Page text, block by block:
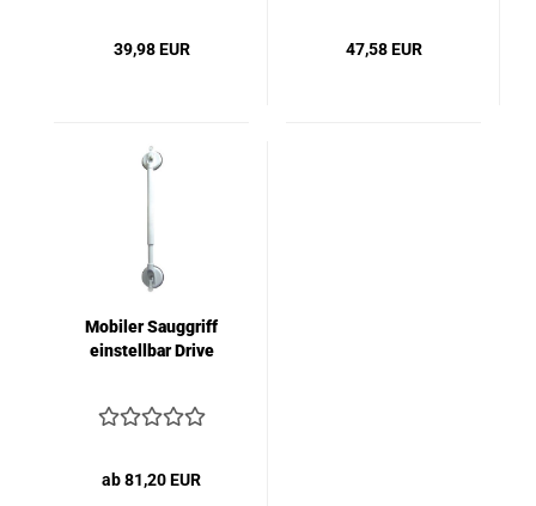
39,98 EUR 47,58 EUR
Mobiler Sauggriff
einstellbar Drive
ab 81,20 EUR